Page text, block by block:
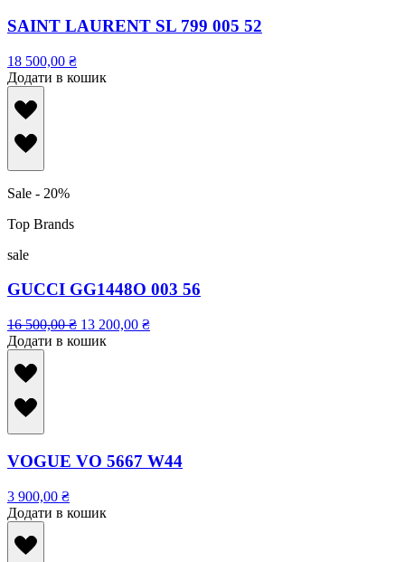
SAINT LAURENT SL 799 005 52
18 500,00 ₴
Додати в кошик
Sale - 20%
Top Brands
sale
GUCCI GG1448O 003 56
16 500,00₴ 13 200,00 ₴
Додати в кошик
VOGUE VO 5667 W44
3 900,00 ₴
Додати в кошик